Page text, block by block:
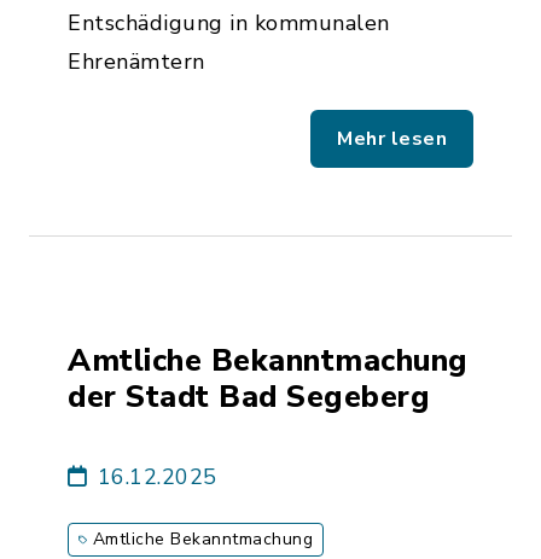
Entschädigung in kommunalen
Ehrenämtern
Mehr lesen
Amtliche Bekanntmachung
der Stadt Bad Segeberg
16.12.2025
Amtliche Bekanntmachung